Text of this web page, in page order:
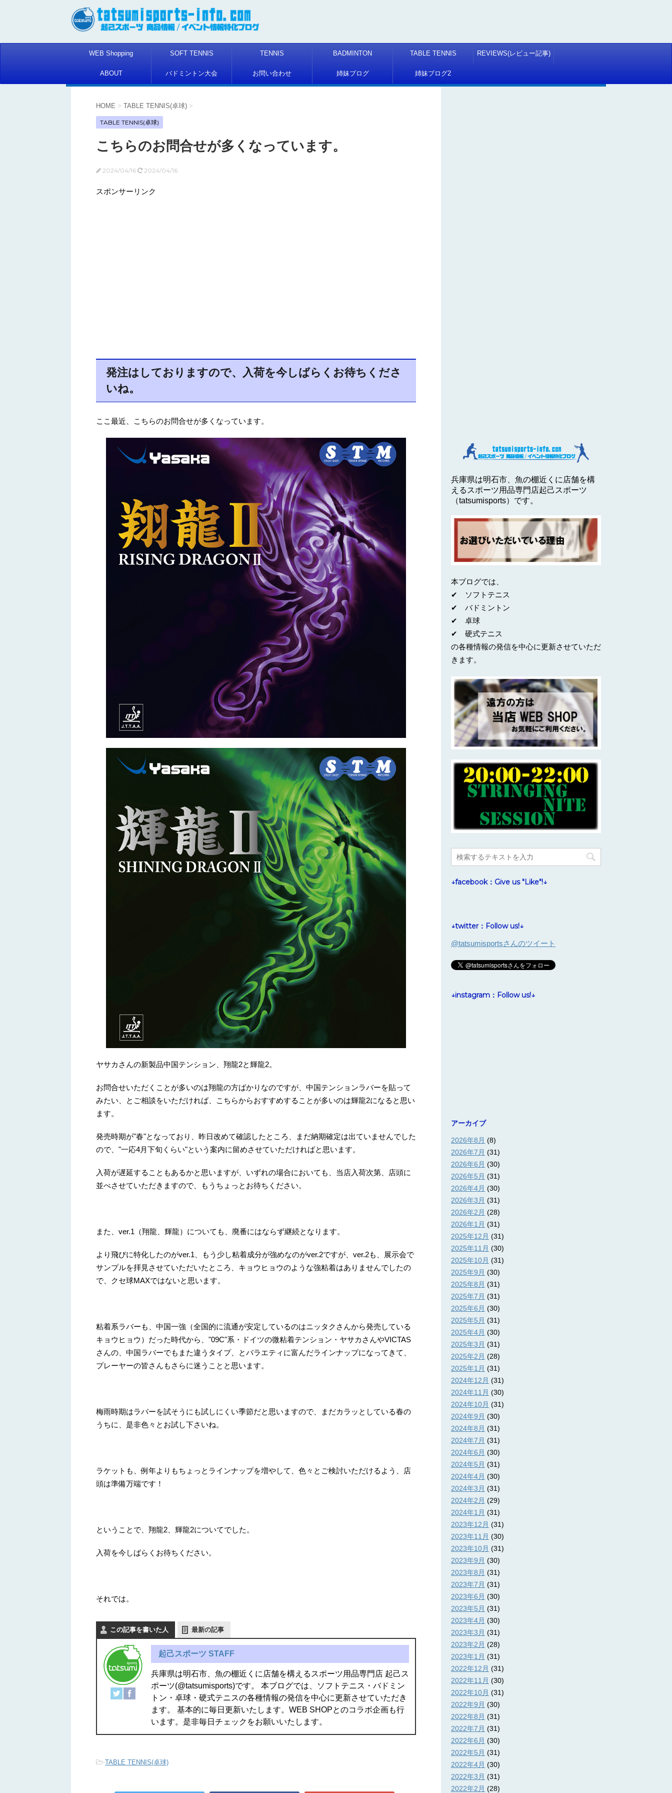
WEB Shopping SOFT TENNIS TENNIS BADMINTON TABLE TENNIS REVIEWS(レビュー記事)
ABOUT バドミントン大会 お問い合わせ 姉妹ブログ 姉妹ブログ2
HOME > TABLE TENNIS(卓球) >
TABLE TENNIS(卓球)
こちらのお問合せが多くなっています。
2024/04/16 2024/04/16
スポンサーリンク
発注はしておりますので、入荷を今しばらくお待ちくださ
いね。
ここ最近、こちらのお問合せが多くなっています。
ヤサカさんの新製品中国テンション、翔龍2と輝龍2。
お問合せいただくことが多いのは翔龍の方ばかりなのですが、中国テンションラバーを貼って
みたい、とご相談をいただければ、こちらからおすすめすることが多いのは輝龍2になると思い
ます。
発売時期が"春"となっており、昨日改めて確認したところ、まだ納期確定は出ていませんでした
ので、"一応4月下旬くらい"という案内に留めさせていただければと思います。
入荷が遅延することもあるかと思いますが、いずれの場合においても、当店入荷次第、店頭に
並べさせていただきますので、もうちょっとお待ちください。
また、ver.1（翔龍、輝龍）についても、廃番にはならず継続となります。
より飛びに特化したのがver.1、もう少し粘着成分が強めなのがver.2ですが、ver.2も、展示会で
サンプルを拝見させていただいたところ、キョウヒョウのような強粘着はありませんでしたの
で、クセ球MAXではないと思います。
粘着系ラバーも、中国一強（全国的に流通が安定しているのはニッタクさんから発売している
キョウヒョウ）だった時代から、"09C"系・ドイツの微粘着テンション・ヤサカさんやVICTAS
さんの、中国ラバーでもまた違うタイプ、とバラエティに富んだラインナップになってきて、
プレーヤーの皆さんもさらに迷うことと思います。
梅雨時期はラバーを試そうにも試しにくい季節だと思いますので、まだカラッとしている春の
うちに、是非色々とお試し下さいね。
ラケットも、例年よりもちょっとラインナップを増やして、色々とご検討いただけるよう、店
頭は準備万端です！
ということで、翔龍2、輝龍2についてでした。
入荷を今しばらくお待ちください。
それでは。
この記事を書いた人 最新の記事
起己スポーツ STAFF
兵庫県は明石市、魚の棚近くに店舗を構えるスポーツ用品専門店 起己ス
ポーツ(@tatsumisports)です。 本ブログでは、ソフトテニス・バドミン
トン・卓球・硬式テニスの各種情報の発信を中心に更新させていただき
ます。 基本的に毎日更新いたします。WEB SHOPとのコラボ企画も行
います。是非毎日チェックをお願いいたします。
-TABLE TENNIS(卓球)
兵庫県は明石市、魚の棚近くに店舗を構
えるスポーツ用品専門店起己スポーツ
（tatsumisports）です。
本ブログでは、
✔ ソフトテニス
✔ バドミントン
✔ 卓球
✔ 硬式テニス
の各種情報の発信を中心に更新させていただ
きます。
↓facebook：Give us "Like"!↓
↓twitter：Follow us!↓
@tatsumisportsさんのツイート
↓instagram：Follow us!↓
アーカイブ
2026年8月 (8)
2026年7月 (31)
2026年6月 (30)
2026年5月 (31)
2026年4月 (30)
2026年3月 (31)
2026年2月 (28)
2026年1月 (31)
2025年12月 (31)
2025年11月 (30)
2025年10月 (31)
2025年9月 (30)
2025年8月 (31)
2025年7月 (31)
2025年6月 (30)
2025年5月 (31)
2025年4月 (30)
2025年3月 (31)
2025年2月 (28)
2025年1月 (31)
2024年12月 (31)
2024年11月 (30)
2024年10月 (31)
2024年9月 (30)
2024年8月 (31)
2024年7月 (31)
2024年6月 (30)
2024年5月 (31)
2024年4月 (30)
2024年3月 (31)
2024年2月 (29)
2024年1月 (31)
2023年12月 (31)
2023年11月 (30)
2023年10月 (31)
2023年9月 (30)
2023年8月 (31)
2023年7月 (31)
2023年6月 (30)
2023年5月 (31)
2023年4月 (30)
2023年3月 (31)
2023年2月 (28)
2023年1月 (31)
2022年12月 (31)
2022年11月 (30)
2022年10月 (31)
2022年9月 (30)
2022年8月 (31)
2022年7月 (31)
2022年6月 (30)
2022年5月 (31)
2022年4月 (30)
2022年3月 (31)
2022年2月 (28)